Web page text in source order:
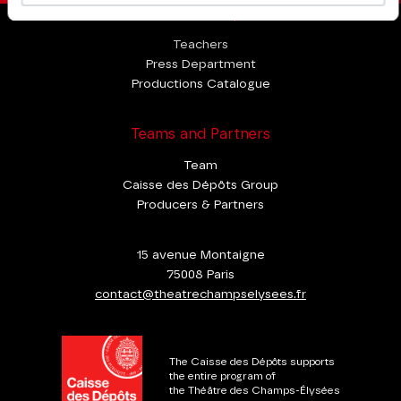
Teachers
Press Department
Productions Catalogue
Teams and Partners
Team
Caisse des Dépôts Group
Producers & Partners
15 avenue Montaigne
75008 Paris
contact@theatrechampselysees.fr
The Caisse des Dépôts supports
the entire program of
the Théâtre des Champs-Élysées